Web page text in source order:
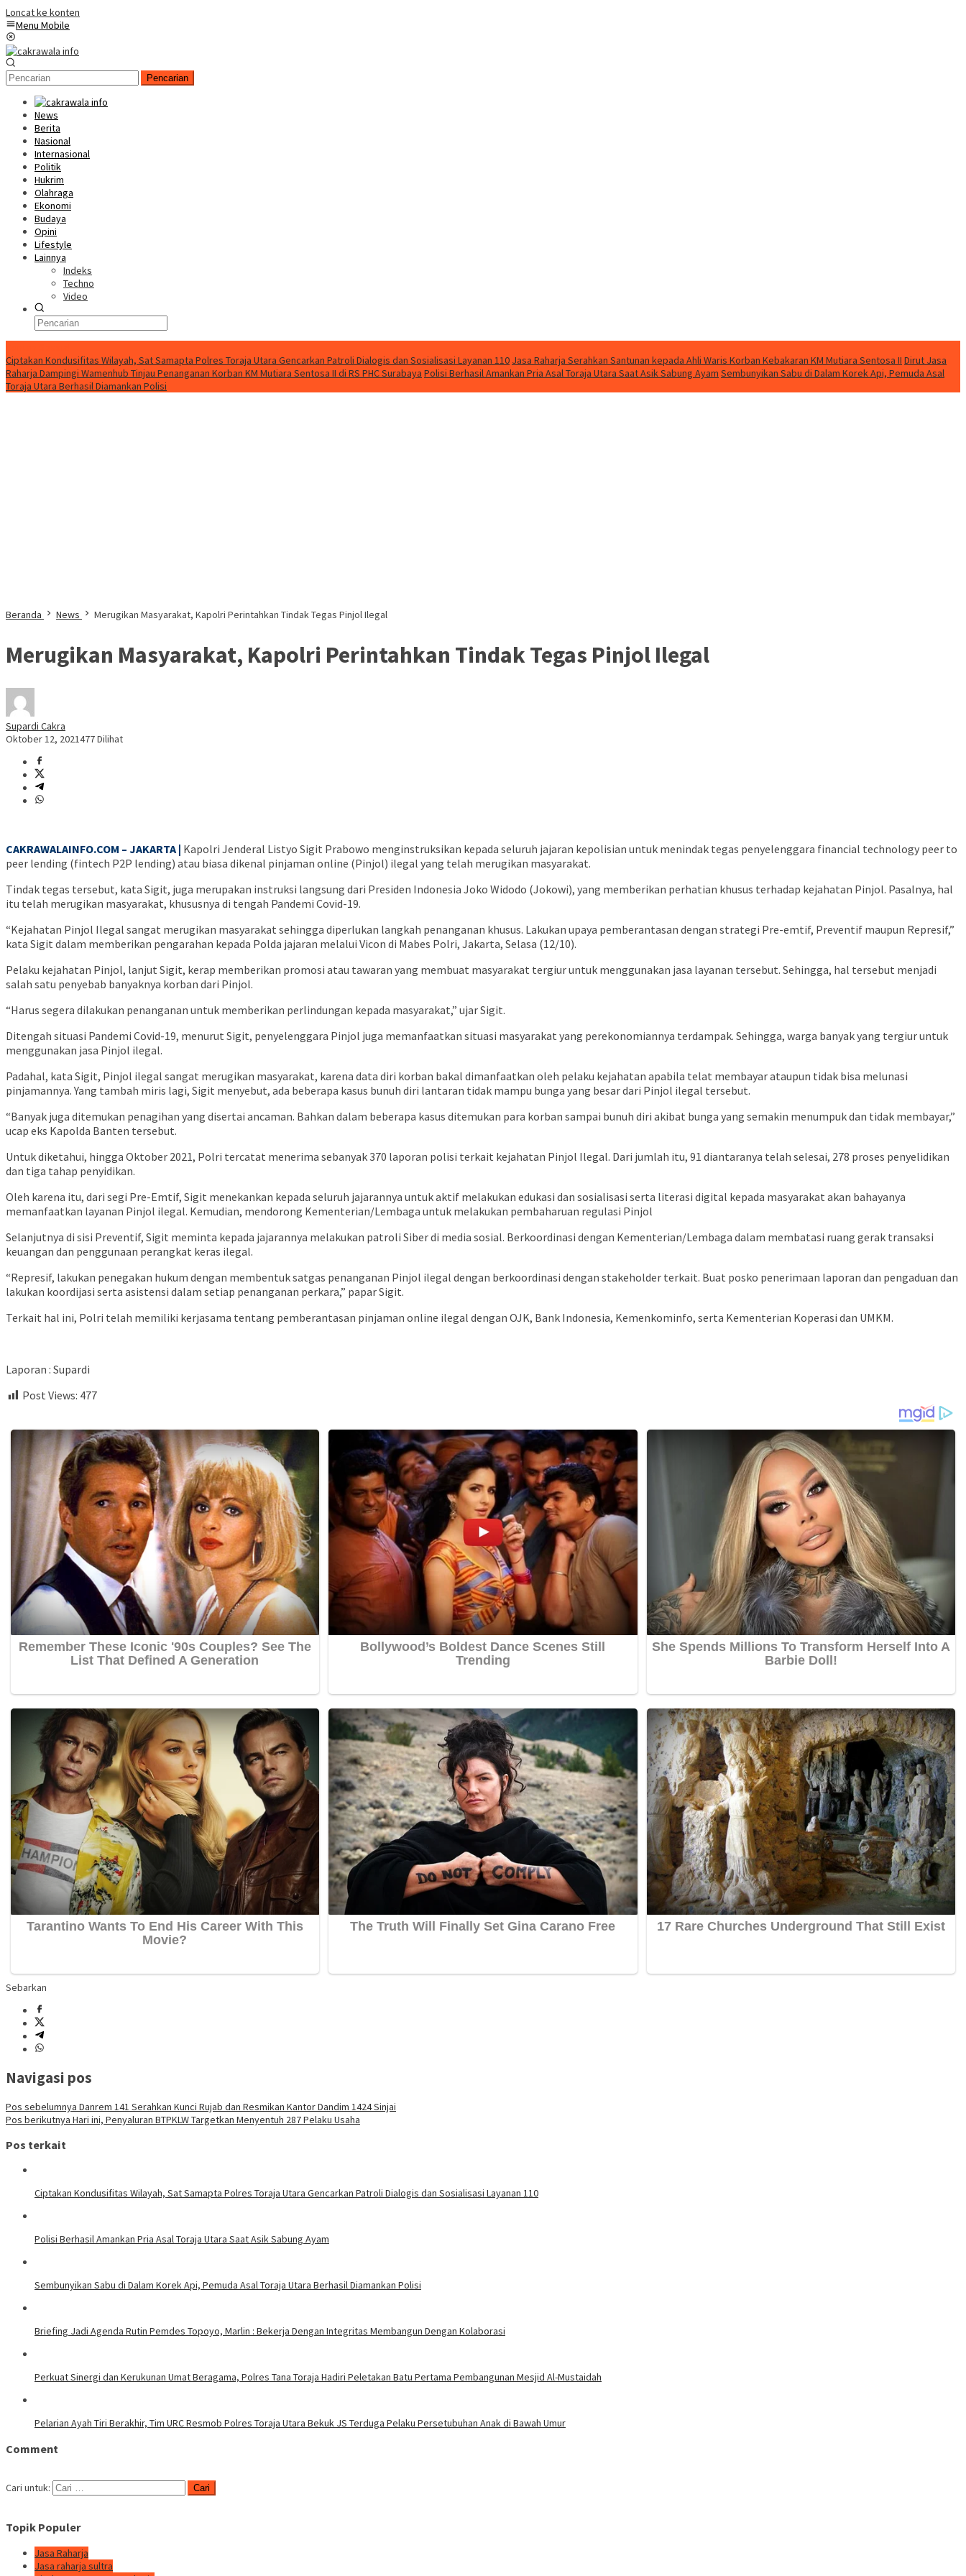
Loncat ke konten
Menu Mobile
Pencarian
News
Berita
Nasional
Internasional
Politik
Hukrim
Olahraga
Ekonomi
Budaya
Opini
Lifestyle
Lainnya
Indeks
Techno
Video
Ciptakan Kondusifitas Wilayah, Sat Samapta Polres Toraja Utara Gencarkan Patroli Dialogis dan Sosialisasi Layanan 110 Jasa Raharja Serahkan Santunan kepada Ahli Waris Korban Kebakaran KM Mutiara Sentosa II Dirut Jasa
Raharja Dampingi Wamenhub Tinjau Penanganan Korban KM Mutiara Sentosa II di RS PHC Surabaya Polisi Berhasil Amankan Pria Asal Toraja Utara Saat Asik Sabung Ayam Sembunyikan Sabu di Dalam Korek Api, Pemuda Asal
Toraja Utara Berhasil Diamankan Polisi
Beranda News Merugikan Masyarakat, Kapolri Perintahkan Tindak Tegas Pinjol Ilegal
Merugikan Masyarakat, Kapolri Perintahkan Tindak Tegas Pinjol Ilegal
Supardi Cakra
Oktober 12, 2021477 Dilihat
CAKRAWALAINFO.COM – JAKARTA | Kapolri Jenderal Listyo Sigit Prabowo menginstruksikan kepada seluruh jajaran kepolisian untuk menindak tegas penyelenggara financial technology peer to
peer lending (fintech P2P lending) atau biasa dikenal pinjaman online (Pinjol) ilegal yang telah merugikan masyarakat.
Tindak tegas tersebut, kata Sigit, juga merupakan instruksi langsung dari Presiden Indonesia Joko Widodo (Jokowi), yang memberikan perhatian khusus terhadap kejahatan Pinjol. Pasalnya, hal
itu telah merugikan masyarakat, khususnya di tengah Pandemi Covid-19.
“Kejahatan Pinjol Ilegal sangat merugikan masyarakat sehingga diperlukan langkah penanganan khusus. Lakukan upaya pemberantasan dengan strategi Pre-emtif, Preventif maupun Represif,”
kata Sigit dalam memberikan pengarahan kepada Polda jajaran melalui Vicon di Mabes Polri, Jakarta, Selasa (12/10).
Pelaku kejahatan Pinjol, lanjut Sigit, kerap memberikan promosi atau tawaran yang membuat masyarakat tergiur untuk menggunakan jasa layanan tersebut. Sehingga, hal tersebut menjadi
salah satu penyebab banyaknya korban dari Pinjol.
“Harus segera dilakukan penanganan untuk memberikan perlindungan kepada masyarakat,” ujar Sigit.
Ditengah situasi Pandemi Covid-19, menurut Sigit, penyelenggara Pinjol juga memanfaatkan situasi masyarakat yang perekonomiannya terdampak. Sehingga, warga banyak yang tergiur untuk
menggunakan jasa Pinjol ilegal.
Padahal, kata Sigit, Pinjol ilegal sangat merugikan masyarakat, karena data diri korban bakal dimanfaatkan oleh pelaku kejahatan apabila telat membayar ataupun tidak bisa melunasi
pinjamannya. Yang tambah miris lagi, Sigit menyebut, ada beberapa kasus bunuh diri lantaran tidak mampu bunga yang besar dari Pinjol ilegal tersebut.
“Banyak juga ditemukan penagihan yang disertai ancaman. Bahkan dalam beberapa kasus ditemukan para korban sampai bunuh diri akibat bunga yang semakin menumpuk dan tidak membayar,”
ucap eks Kapolda Banten tersebut.
Untuk diketahui, hingga Oktober 2021, Polri tercatat menerima sebanyak 370 laporan polisi terkait kejahatan Pinjol Ilegal. Dari jumlah itu, 91 diantaranya telah selesai, 278 proses penyelidikan
dan tiga tahap penyidikan.
Oleh karena itu, dari segi Pre-Emtif, Sigit menekankan kepada seluruh jajarannya untuk aktif melakukan edukasi dan sosialisasi serta literasi digital kepada masyarakat akan bahayanya
memanfaatkan layanan Pinjol ilegal. Kemudian, mendorong Kementerian/Lembaga untuk melakukan pembaharuan regulasi Pinjol
Selanjutnya di sisi Preventif, Sigit meminta kepada jajarannya melakukan patroli Siber di media sosial. Berkoordinasi dengan Kementerian/Lembaga dalam membatasi ruang gerak transaksi
keuangan dan penggunaan perangkat keras ilegal.
“Represif, lakukan penegakan hukum dengan membentuk satgas penanganan Pinjol ilegal dengan berkoordinasi dengan stakeholder terkait. Buat posko penerimaan laporan dan pengaduan dan
lakukan koordijasi serta asistensi dalam setiap penanganan perkara,” papar Sigit.
Terkait hal ini, Polri telah memiliki kerjasama tentang pemberantasan pinjaman online ilegal dengan OJK, Bank Indonesia, Kemenkominfo, serta Kementerian Koperasi dan UMKM.
Laporan : Supardi
Post Views: 477
Sebarkan
Navigasi pos
Pos sebelumnya Danrem 141 Serahkan Kunci Rujab dan Resmikan Kantor Dandim 1424 Sinjai
Pos berikutnya Hari ini, Penyaluran BTPKLW Targetkan Menyentuh 287 Pelaku Usaha
Pos terkait
Ciptakan Kondusifitas Wilayah, Sat Samapta Polres Toraja Utara Gencarkan Patroli Dialogis dan Sosialisasi Layanan 110
Polisi Berhasil Amankan Pria Asal Toraja Utara Saat Asik Sabung Ayam
Sembunyikan Sabu di Dalam Korek Api, Pemuda Asal Toraja Utara Berhasil Diamankan Polisi
Briefing Jadi Agenda Rutin Pemdes Topoyo, Marlin : Bekerja Dengan Integritas Membangun Dengan Kolaborasi
Perkuat Sinergi dan Kerukunan Umat Beragama, Polres Tana Toraja Hadiri Peletakan Batu Pertama Pembangunan Mesjid Al-Mustaidah
Pelarian Ayah Tiri Berakhir, Tim URC Resmob Polres Toraja Utara Bekuk JS Terduga Pelaku Persetubuhan Anak di Bawah Umur
Comment
Cari untuk:
Topik Populer
Jasa Raharja
Jasa raharja sultra